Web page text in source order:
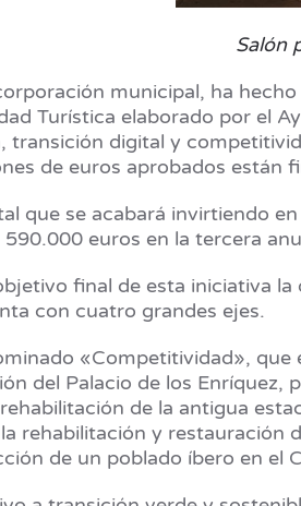
Salón
municipal, ha
Turística elaborado por el
transición digital y
de euros aprobados están
que se acabará invirtiendo
euros en la tercera
final de esta iniciativa
con cuatro grandes ejes.
«Competitividad»,
del Palacio de los Enríquez,
de la antigua
rehabilitación y restauración
de un poblado íbero en el